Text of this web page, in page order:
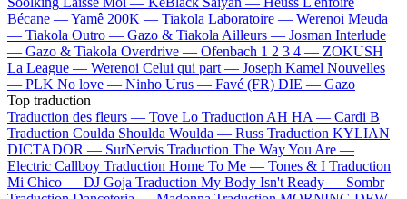
Bécane —Yamê 200K — Tiakola Laboratoire — Werenoi Meuda
— Tiakola Outro — Gazo & Tiakola Ailleurs — Josman Interlude
— Gazo & Tiakola Overdrive — Ofenbach 1 2 3 4 — ZOKUSH
La League — Werenoi Celui qui part — Joseph Kamel Nouvelles
— PLK No love — Ninho Urus — Favé (FR) DIE — Gazo
Top traduction
Traduction des fleurs — Tove Lo Traduction AH HA — Cardi B
Traduction Coulda Shoulda Woulda — Russ Traduction KYLIAN
DICTADOR — SurNervis Traduction The Way You Are —
Electric Callboy Traduction Home To Me — Tones & I Traduction
Mi Chico — DJ Goja Traduction My Body Isn't Ready — Sombr